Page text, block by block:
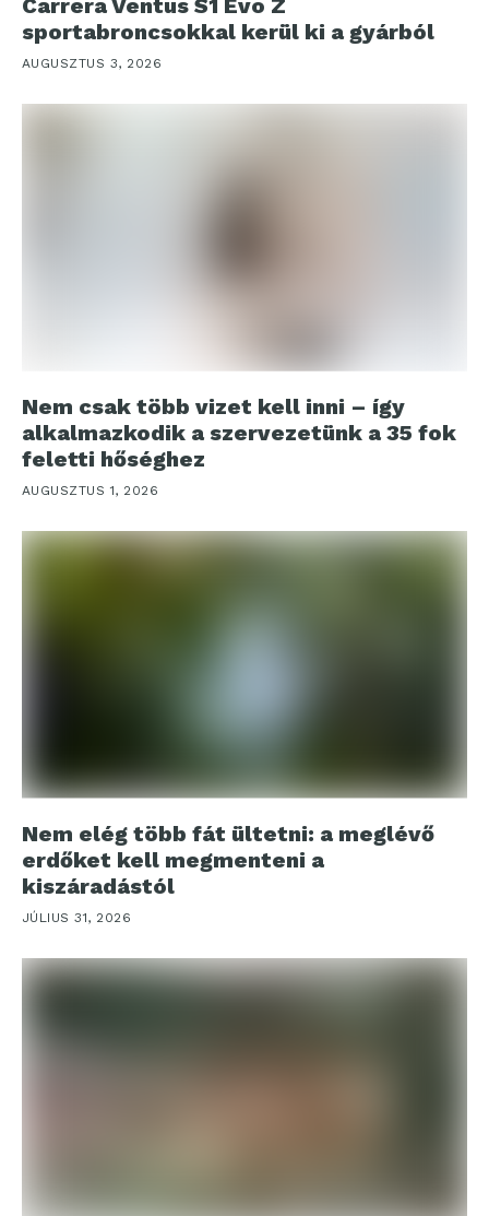
Carrera Ventus S1 Evo Z
sportabroncsokkal kerül ki a gyárból
AUGUSZTUS 3, 2026
Nem csak több vizet kell inni – így
alkalmazkodik a szervezetünk a 35 fok
feletti hőséghez
AUGUSZTUS 1, 2026
Nem elég több fát ültetni: a meglévő
erdőket kell megmenteni a
kiszáradástól
JÚLIUS 31, 2026